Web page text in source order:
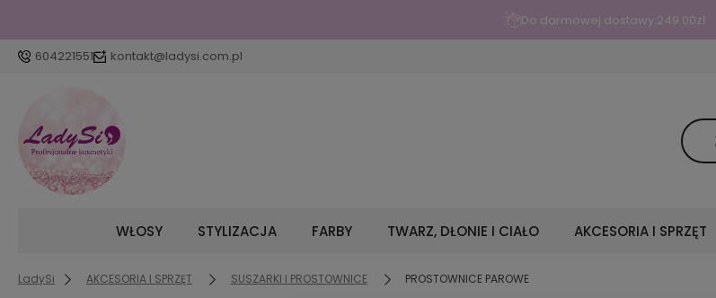
Do darmowej dostawy:249.00zł
604221551 kontakt@ladysi.com.pl
WŁOSY STYLIZACJA FARBY TWARZ, DŁONIE I CIAŁO AKCESORIA I SPRZĘT
LadySi AKCESORIA I SPRZĘT SUSZARKI I PROSTOWNICE PROSTOWNICE PAROWE